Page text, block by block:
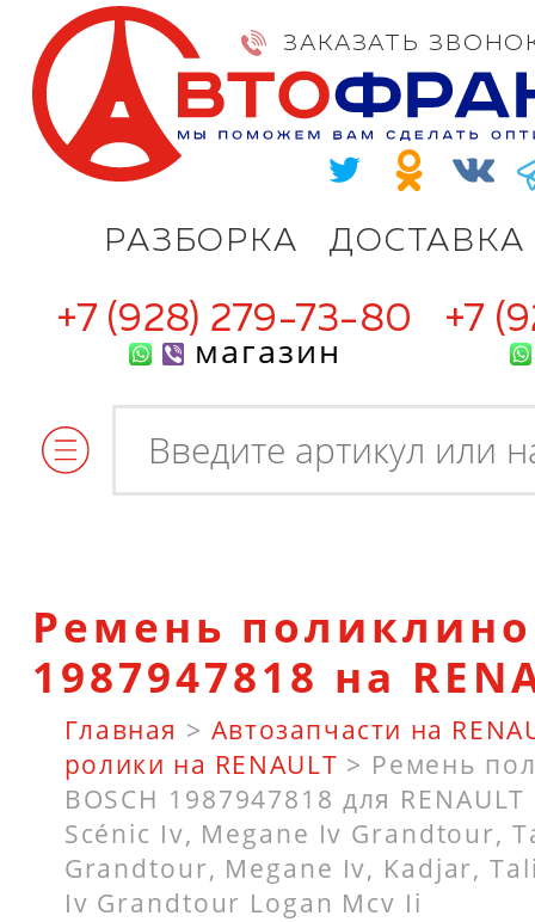
РАЗБОРКА ДОСТАВКА
ЗАКАЗАТЬ
+7 (928) 279-73-80
магазин
+7
Ремень
1987947818 на
Главная > Автозапчасти на
ролики на RENAULT > Ремень
BOSCH 1987947818 для
Scénic Iv, Megane Iv Grandtour,
Grandtour, Megane Iv, Kadjar,
Iv Grandtour Logan Mcv Ii